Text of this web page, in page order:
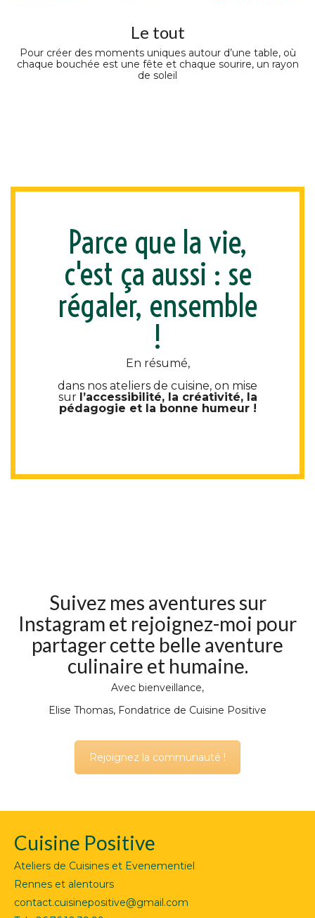
Le tout
Pour créer des moments uniques autour d’une table, où
chaque bouchée est une fête et chaque sourire, un rayon
de soleil
Parce que la vie,
c'est ça aussi : se
régaler, ensemble
!
En résumé,
dans nos ateliers de cuisine, on mise
sur l’accessibilité, la créativité, la
pédagogie et la bonne humeur !
Suivez mes aventures sur
Instagram et rejoignez-moi pour
partager cette belle aventure
culinaire et humaine.
Avec bienveillance,
Elise Thomas, Fondatrice de Cuisine Positive
Rejoignez la communauté !
Cuisine Positive
Ateliers de Cuisines et Evenementiel
Rennes et alentours
contact.cuisinepositive@gmail.com